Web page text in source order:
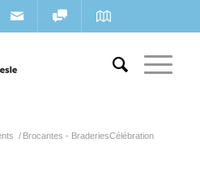
/ Brocantes - BraderiesCélébration